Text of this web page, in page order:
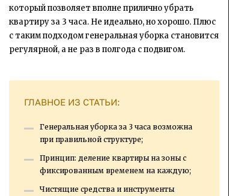
который позволяет вполне прилично убрать
квартиру за 3 часа. Не идеально, но хорошо. Плюс
с таким подходом генеральная уборка становится
регулярной, а не раз в полгода с подвигом.
ГЛАВНОЕ ИЗ СТАТЬИ:
Генеральная уборка за 3 часа возможна
при правильной структуре;
Принцип: деление квартиры на зоны с
фиксированным временем на каждую;
Чистящие средства и инструменты